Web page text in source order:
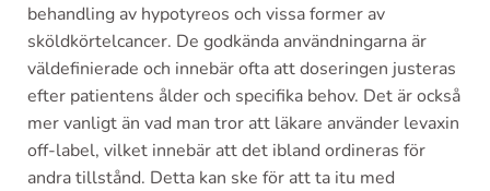
behandling av hypotyreos och vissa former av
sköldkörtelcancer. De godkända användningarna är
väldefinierade och innebär ofta att doseringen justeras
efter patientens ålder och specifika behov. Det är också
mer vanligt än vad man tror att läkare använder levaxin
off-label, vilket innebär att det ibland ordineras för
andra tillstånd. Detta kan ske för att ta itu med